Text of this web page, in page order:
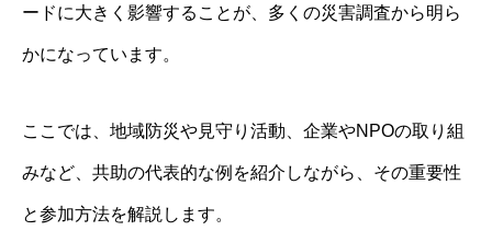
ードに大きく影響することが、多くの災害調査から明ら
かになっています。
ここでは、地域防災や見守り活動、企業やNPOの取り組
みなど、共助の代表的な例を紹介しながら、その重要性
と参加方法を解説します。